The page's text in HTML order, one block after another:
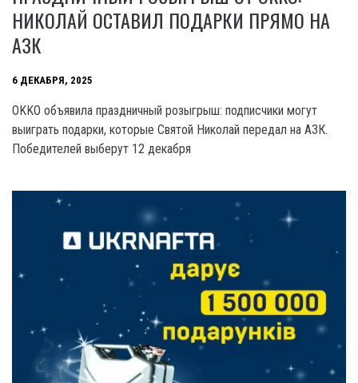
НИКОЛАЙ ОСТАВИЛ ПОДАРКИ ПРЯМО НА
АЗК
6 ДЕКАБРЯ, 2025
OKKO объявила праздничный розыгрыш: подписчики могут
выиграть подарки, которые Святой Николай передал на АЗК.
Победителей выберут 12 декабря